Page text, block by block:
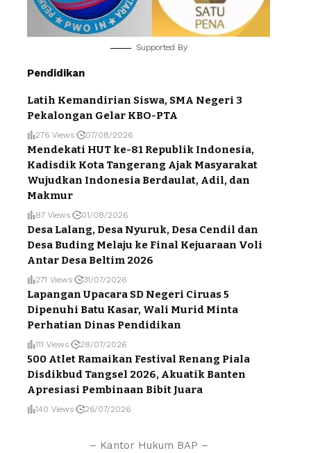
Supported By
Pendidikan
Latih Kemandirian Siswa, SMA Negeri 3
Pekalongan Gelar KBO-PTA
276 Views 07/08/2026
Mendekati HUT ke-81 Republik Indonesia,
Kadisdik Kota Tangerang Ajak Masyarakat
Wujudkan Indonesia Berdaulat, Adil, dan
Makmur
87 Views 01/08/2026
Desa Lalang, Desa Nyuruk, Desa Cendil dan
Desa Buding Melaju ke Final Kejuaraan Voli
Antar Desa Beltim 2026
271 Views 31/07/2026
Lapangan Upacara SD Negeri Ciruas 5
Dipenuhi Batu Kasar, Wali Murid Minta
Perhatian Dinas Pendidikan
111 Views 28/07/2026
500 Atlet Ramaikan Festival Renang Piala
Disdikbud Tangsel 2026, Akuatik Banten
Apresiasi Pembinaan Bibit Juara
140 Views 26/07/2026
– Kantor Hukum BAP –